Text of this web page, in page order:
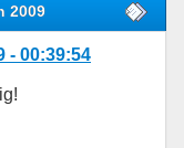
2009
- 00:39:54